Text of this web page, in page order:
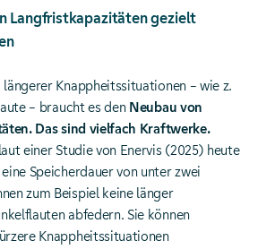
Langfristkapazitäten gezielt
Knappheitssituationen – wie z.
– braucht es den Neubau von
Das sind vielfach Kraftwerke.
einer Studie von Enervis (2025) heute
Speicherdauer von unter zwei
zum Beispiel keine länger
abfedern. Sie können
Knappheitssituationen